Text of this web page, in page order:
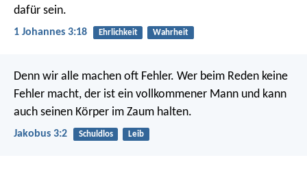
dafür sein.
1 Johannes 3:18 Ehrlichkeit Wahrheit
Denn wir alle machen oft Fehler. Wer beim Reden keine
Fehler macht, der ist ein vollkommener Mann und kann
auch seinen Körper im Zaum halten.
Jakobus 3:2 Schuldlos Leib